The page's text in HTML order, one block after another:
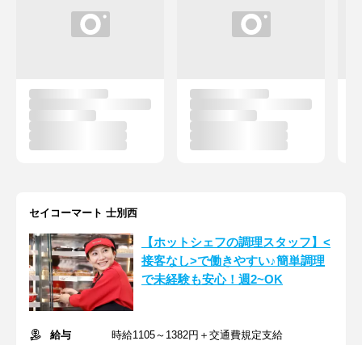
セイコーマート 士別西
【ホットシェフの調理スタッフ】<
接客なし>で働きやすい♪簡単調理
で未経験も安心！週2~OK
給与
時給1105～1382円＋交通費規定支給